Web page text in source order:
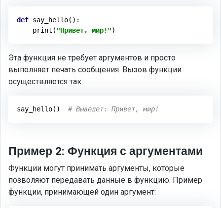
def say_hello() :
    print(
"Привет, мир!"
Эта функция не требует аргументов и просто
выполняет печать сообщения. Вызов функции
осуществляется так:
say_hello() # Выведет: Привет, мир!
Пример 2: Функция с аргументами
Функции могут принимать аргументы, которые
позволяют передавать данные в функцию. Пример
функции, принимающей один аргумент: